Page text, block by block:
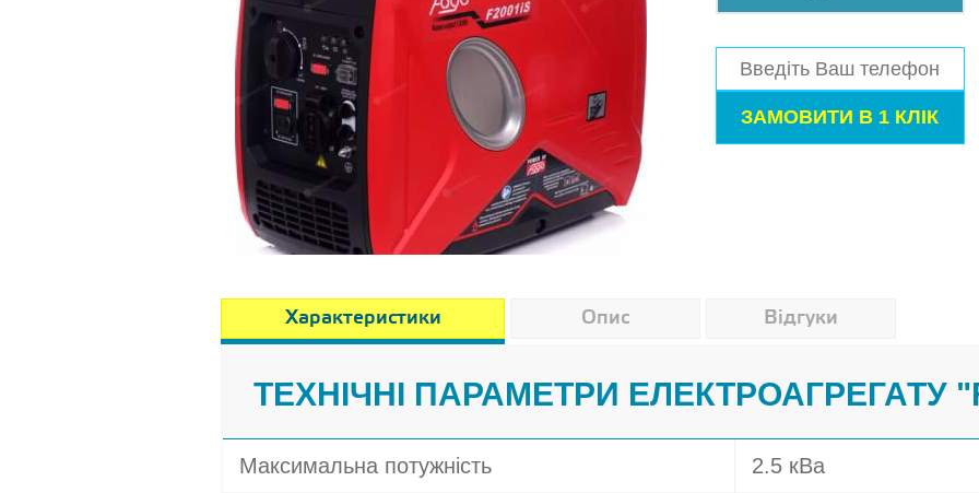
Характеристики Опис Відгуки
ТЕХНІЧНІ ПАРАМЕТРИ ЕЛЕКТРОАГРЕГАТУ
Максимальна потужність 2.5 кВа